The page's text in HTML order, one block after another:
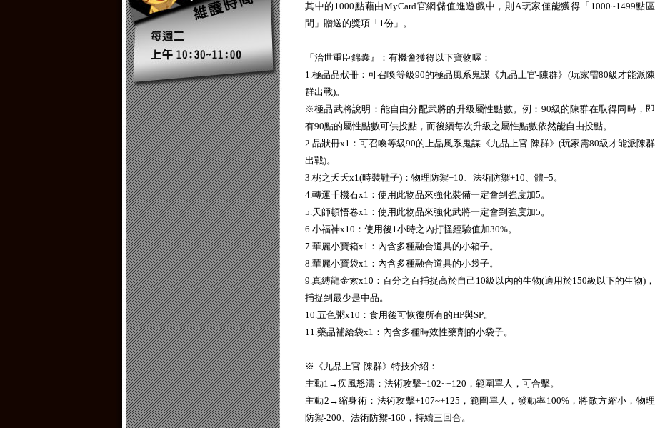
其中的1000點藉由MyCard官網儲值進遊戲中，則A玩家僅能獲得「1000~1499點區
間」贈送的獎項「1份」。
「治世重臣錦囊』：有機會獲得以下寶物喔：
1.極品品狀冊：可召喚等級90的極品風系鬼謀《九品上官-陳群》(玩家需80級才能派陳
群出戰)。
※極品武將說明：能自由分配武將的升級屬性點數。例：90級的陳群在取得同時，即
有90點的屬性點數可供投點，而後續每次升級之屬性點數依然能自由投點。
2.品狀冊x1：可召喚等級90的上品風系鬼謀《九品上官-陳群》(玩家需80級才能派陳群
出戰)。
3.桃之夭夭x1(時裝鞋子)：物理防禦+10、法術防禦+10、體+5。
4.轉運千機石x1：使用此物品來強化裝備一定會到強度加5。
5.天師頓悟卷x1：使用此物品來強化武將一定會到強度加5。
6.小福神x10：使用後1小時之內打怪經驗值加30%。
7.華麗小寶箱x1：內含多種融合道具的小箱子。
8.華麗小寶袋x1：內含多種融合道具的小袋子。
9.真縛龍金索x10：百分之百捕捉高於自己10級以內的生物(適用於150級以下的生物)，
捕捉到最少是中品。
10.五色粥x10：食用後可恢復所有的HP與SP。
11.藥品補給袋x1：內含多種時效性藥劑的小袋子。
※《九品上官-陳群》特技介紹：
主動1→疾風怒濤：法術攻擊+102~+120，範圍單人，可合擊。
主動2→縮身術：法術攻擊+107~+125，範圍單人，發動率100%，將敵方縮小，物理
防禦-200、法術防禦-160，持續三回合。